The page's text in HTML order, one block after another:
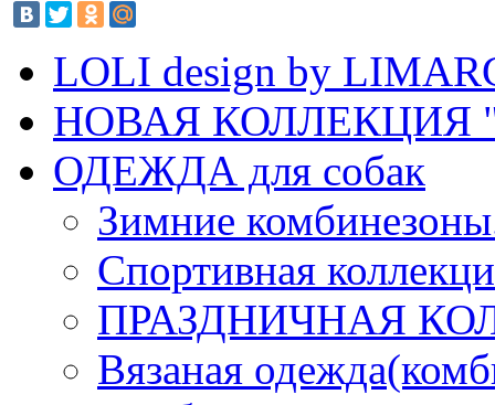
LOLI design by
НОВАЯ КОЛЛЕКЦИЯ
ОДЕЖДА для собак
Зимние
Спортивная
ПРАЗДНИЧНАЯ
Вязаная